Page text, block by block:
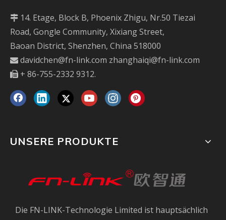
 14. Etage, Block B, Phoenix Zhigu, Nr.50 Tiezai
Road, Gongle Community, Xixiang Street,
Baoan District, Shenzhen, China 518000
 davidchen@fn-link.com zhanghaiqi@fn-link.com
 + 86-755-2332 9312.
UNSERE PRODUKTE
Die FN-LINK-Technologie Limited ist hauptsächlich